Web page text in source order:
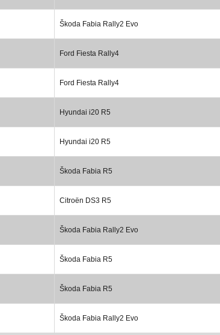
Škoda Fabia Rally2 Evo
Ford Fiesta Rally4
Ford Fiesta Rally4
Hyundai i20 R5
Hyundai i20 R5
Škoda Fabia R5
Citroën DS3 R5
Škoda Fabia Rally2 Evo
Škoda Fabia R5
Škoda Fabia R5
Škoda Fabia Rally2 Evo